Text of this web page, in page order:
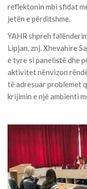
reflektonin mbi sfidat
jetën e përditshme.
YAHR shpreh
Lipjan, znj. Xhevahire
e tyre si panelistë dhe
aktivitet nënvizon
të adresuar problemet
krijimin e një ambienti